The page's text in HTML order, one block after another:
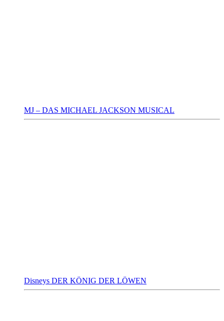
MJ – DAS MICHAEL JACKSON MUSICAL
Disneys DER KÖNIG DER LÖWEN